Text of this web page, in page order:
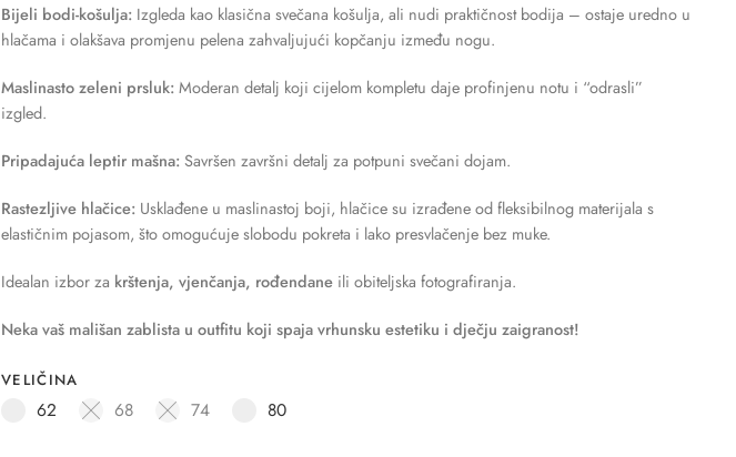
Bijeli bodi-košulja: Izgleda kao klasična svečana košulja, ali nudi praktičnost bodija – ostaje uredno u
hlačama i olakšava promjenu pelena zahvaljujući kopčanju između nogu.
Maslinasto zeleni prsluk:Moderan detalj koji cijelom kompletu daje profinjenu notu i “odrasli”
izgled.
Pripadajuća leptir mašna:Savršen završni detalj za potpuni svečani dojam.
Rastezljive hlačice: Usklađene u maslinastoj boji, hlačice su izrađene od fleksibilnog materijala s
elastičnim pojasom, što omogućuje slobodu pokreta i lako presvlačenje bez muke.
Idealan izbor za krštenja, vjenčanja, rođendane ili obiteljska fotografiranja.
Neka vaš mališan zablista u outfitu koji spaja vrhunsku estetiku i dječju zaigranost!
VELIČINA
62 68 74 80